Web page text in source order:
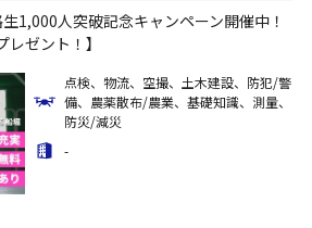
1,000人突破記念キャンペーン開催中！
レゼント！】
点検、物流、空撮、土木建設、防犯/警
備、農薬散布/農業、基礎知識、測量、
防災/減災
-